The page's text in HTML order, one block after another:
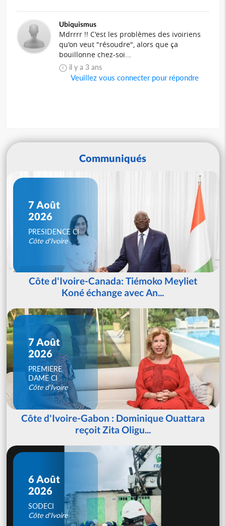
Ubiquismus
Mdrrrr !! C'est les problèmes des ivoiriens
qu'on veut "résoudre", alors que ça
bouillonne chez-soi...
il y a 3 ans
Veuillez vous connecter pour répondre
Communiqués
7 Août
2026
PRESIDENCE CI
Côte d'Ivoire
Côte d'Ivoire-Canada: Tiémoko Meyliet
Koné échange avec An...
7 Août
2026
PREMIERE
DAME CI
Côte d'Ivoire
Côte d'Ivoire-Gabon : Dominique Ouattara
reçoit Zita Oligu...
6 Août
2026
SODECI
Côte d'Ivoire